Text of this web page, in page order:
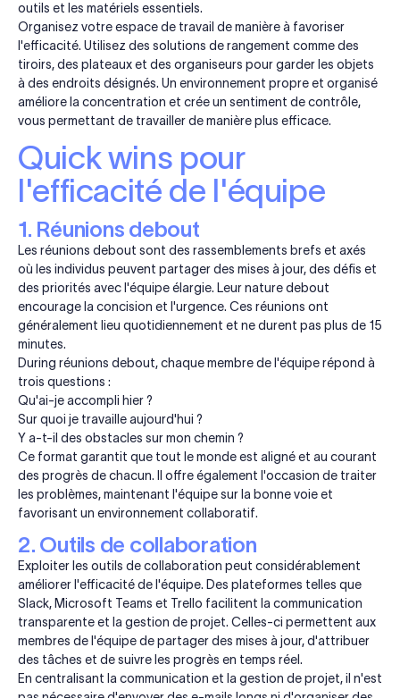
outils et les matériels essentiels.
Organisez votre espace de travail de manière à favoriser
l'efficacité. Utilisez des solutions de rangement comme des
tiroirs, des plateaux et des organiseurs pour garder les objets
à des endroits désignés. Un environnement propre et organisé
améliore la concentration et crée un sentiment de contrôle,
vous permettant de travailler de manière plus efficace.
Quick wins pour
l'efficacité de l'équipe
1. Réunions debout
Les réunions debout sont des rassemblements brefs et axés
où les individus peuvent partager des mises à jour, des défis et
des priorités avec l'équipe élargie. Leur nature debout
encourage la concision et l'urgence. Ces réunions ont
généralement lieu quotidiennement et ne durent pas plus de 15
minutes.
During réunions debout, chaque membre de l'équipe répond à
trois questions :
Qu'ai-je accompli hier ?
Sur quoi je travaille aujourd'hui ?
Y a-t-il des obstacles sur mon chemin ?
Ce format garantit que tout le monde est aligné et au courant
des progrès de chacun. Il offre également l'occasion de traiter
les problèmes, maintenant l'équipe sur la bonne voie et
favorisant un environnement collaboratif.
2. Outils de collaboration
Exploiter les outils de collaboration peut considérablement
améliorer l'efficacité de l'équipe. Des plateformes telles que
Slack, Microsoft Teams et Trello facilitent la communication
transparente et la gestion de projet. Celles-ci permettent aux
membres de l'équipe de partager des mises à jour, d'attribuer
des tâches et de suivre les progrès en temps réel.
En centralisant la communication et la gestion de projet, il n'est